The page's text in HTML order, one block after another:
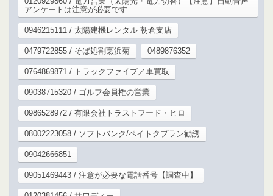
アンケートは注意が必要です
0946215111 / 太陽建機レンタル 朝倉支店
0479722855 / そば処割烹浜菊 0489876352
0764869871 / トラックファイブ／車買取
09038715320 / ゴルフ会員権の営業
0986528972 / 有限会社トラストフード・ヒロ
08002223058 / ソフトバンク/ペイトクプラン勧誘
09042666851
09051469443 / 注意が必要な電話番号【調査中】